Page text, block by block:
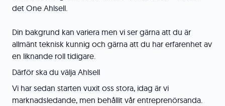
det One Ahlsell.
Din bakgrund kan variera men vi ser gärna att du är
allmänt teknisk kunnig och gärna att du har erfarenhet av
en liknande roll tidigare.
Därför ska du välja Ahlsell
Vi har sedan starten vuxit oss stora, idag är vi
marknadsledande, men behållit vår entreprenörsanda.